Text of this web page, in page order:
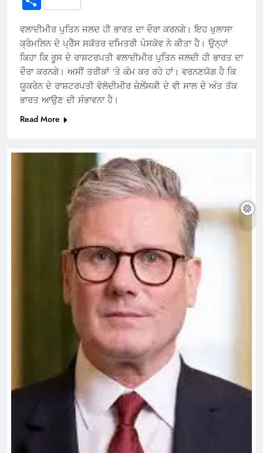
ਵਲਾਦੀਮੀਰ ਪੁਤਿਨ ਜਲਦ ਹੀ ਭਾਰਤ ਦਾ ਦੌਰਾ ਕਰਨਗੇ। ਇਹ ਖੁਲਾਸਾ
ਕ੍ਰੇਮਲਿਨ ਦੇ ਪ੍ਰੈੱਸ ਸਕੱਤਰ ਦਮਿਤਰੀ ਪੇਸਕੋਵ ਨੇ ਕੀਤਾ ਹੈ। ਉਨ੍ਹਾਂ
ਕਿਹਾ ਕਿ ਰੂਸ ਦੇ ਰਾਸ਼ਟਰਪਤੀ ਵਲਾਦੀਮੀਰ ਪੁਤਿਨ ਜਲਦੀ ਹੀ ਭਾਰਤ ਦਾ
ਦੌਰਾ ਕਰਨਗੇ। ਅਸੀਂ ਤਰੀਕਾਂ ‘ਤੇ ਕੰਮ ਕਰ ਰਹੇ ਹਾਂ। ਵਰਨਣਯੋਗ ਹੈ ਕਿ
ਯੂਕਰੇਨ ਦੇ ਰਾਸ਼ਟਰਪਤੀ ਵੋਲੋਦੀਮੀਰ ਜ਼ੇਲੇਂਸਕੀ ਦੇ ਵੀ ਸਾਲ ਦੇ ਅੰਤ ਤੱਕ
ਭਾਰਤ ਆਉਣ ਦੀ ਸੰਭਾਵਨਾ ਹੈ।
Read More